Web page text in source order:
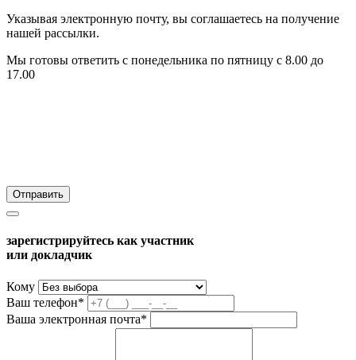
Указывая электронную почту, вы соглашаетесь на получение
нашей рассылки.
Мы готовы ответить с понедельника по пятницу с 8.00 до
17.00
зарегистрируйтесь как участник
или докладчик
Кому
Ваш телефон*
Ваша электронная почта*